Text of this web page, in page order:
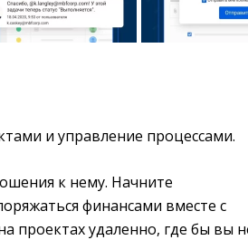
и управление процессами.
к нему. Начните
финансами вместе с
проектах удаленно, где бы вы